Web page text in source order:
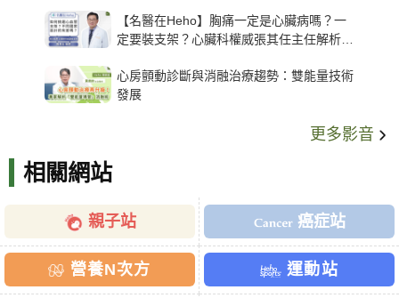
【名醫在Heho】胸痛一定是心臟病嗎？一
定要裝支架？心臟科權威張其任主任解析支
心房顫動診斷與消融治療趨勢：雙能量技術
發展
更多影音
相關網站
親子站 癌症站
營養N次方 運動站